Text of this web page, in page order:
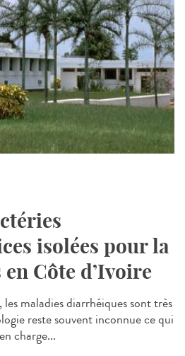
isolées pour la
Côte d’Ivoire
maladies diarrhéiques sont très
reste souvent inconnue ce qui
charge...